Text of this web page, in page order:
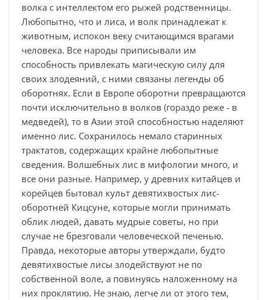
волка с интеллектом его рыжей родственницы.
Любопытно, что и лиса, и волк принадлежат к
животным, испокон веку считающимся врагами
человека. Все народы приписывали им
способность привлекать магическую силу для
своих злодеяний, с ними связаны легенды об
оборотнях. Если в Европе оборотни превращаются
почти исключительно в волков (гораздо реже - в
медведей), то в Азии этой способностью наделяют
именно лис. Сохранилось немало старинных
трактатов, содержащих крайне любопытные
сведения. Волшебных лис в мифологии много, и
все они разные. Например, у древних китайцев и
корейцев бытовал культ девятихвостых лис-
оборотней Кицсуне, которые могли принимать
облик людей, давать мудрые советы, но при
случае не брезговали человеческой печенью.
Правда, некоторые авторы утверждали, будто
девятихвостые лисы злодействуют не по
собственной воле, а повинуясь наложенному на
них проклятию. Не знаю, легче ли от этого тем,